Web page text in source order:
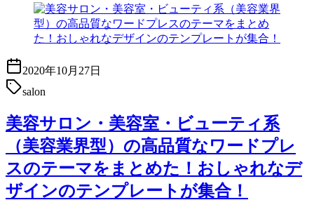
2020年10月27日
salon
美容サロン・美容室・ビューティ系
（美容業界型）の高品質なワードプレ
スのテーマをまとめた！おしゃれなデ
ザインのテンプレートが集合！